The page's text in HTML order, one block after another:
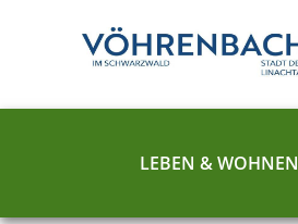
LEBEN & WOHNEN